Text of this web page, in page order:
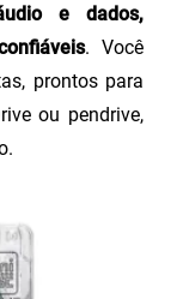
e dados,
. Você
prontos para
ou pendrive,